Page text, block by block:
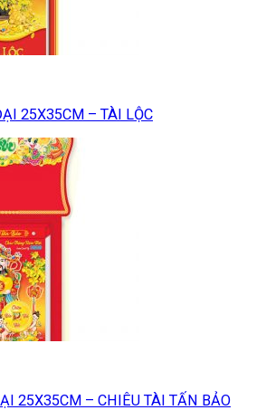
25X35CM – TÀI LỘC
25X35CM – CHIÊU TÀI TẤN BẢO